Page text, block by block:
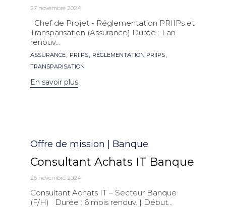
27 novembre 2024
Chef de Projet - Réglementation PRIIPs et
Transparisation (Assurance) Durée : 1 an
renouv...
Mots
clés
ASSURANCE, PRIIPS, RÉGLEMENTATION PRIIPS,
TRANSPARISATION
En savoir plus
Catégorie
Offre de mission | Banque
Consultant Achats IT Banque
26 novembre 2024
Consultant Achats IT – Secteur Banque
(F/H) Durée : 6 mois renouv. | Début...